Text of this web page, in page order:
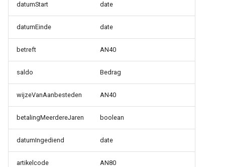
datumStart date
datumEinde date
betreft AN40
saldo Bedrag
wijzeVanAanbesteden AN40
betalingMeerdereJaren boolean
datumIngediend date
artikelcode AN80